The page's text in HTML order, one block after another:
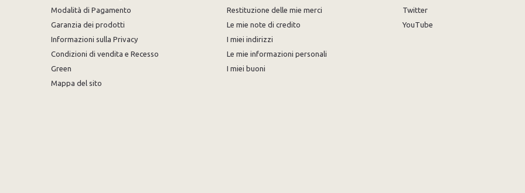
Modalità di Pagamento
Garanzia dei prodotti
Informazioni sulla Privacy
Condizioni di vendita e Recesso
Green
Mappa del sito
Restituzione delle mie merci
Le mie note di credito
I miei indirizzi
Le mie informazioni personali
I miei buoni
Twitter
YouTube